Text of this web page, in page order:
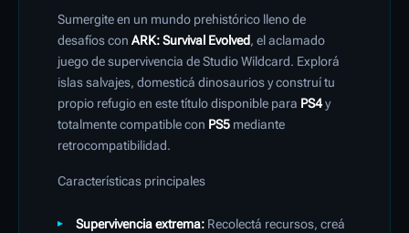
Sumergite en un mundo prehistórico lleno de
desafíos con ARK: Survival Evolved, el aclamado
juego de supervivencia de Studio Wildcard. Explorá
islas salvajes, domesticá dinosaurios y construí tu
propio refugio en este título disponible para PS4y
totalmente compatible con PS5 mediante
retrocompatibilidad.
Características principales
Supervivencia extrema: Recolectá recursos, creá